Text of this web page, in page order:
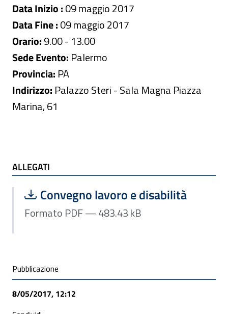
Data Inizio :09 maggio 2017
Data Fine :09 maggio 2017
Orario:9.00 - 13.00
Sede Evento: Palermo
Provincia: PA
Indirizzo: Palazzo Steri - Sala Magna Piazza
Marina, 61
ALLEGATI
ALLEGATI
Scarica file:
Convegno lavoro e disabilità
Formato PDF — Dimensione 483.43 kB
Formato PDF — 483.43 kB
Condivisione social
Pubblicazione
8/05/2017, 12:12